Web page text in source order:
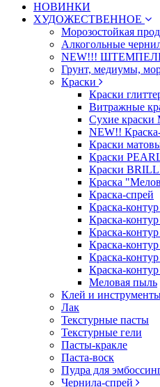
НОВИНКИ
ХУДОЖЕСТВЕННОЕ
Морозостойкая
Алкогольные
NEW!!!
Грунт, медиумы,
Краски
Краски
Витражные
Сухие краски
NEW!!
Краски
Краски
Краски
Краска
Краска-спрей
Краска-
Краска-
Краска-
Краска-
Краска-
Краска-
Меловая пыль
Клей и
Лак
Текстурные пасты
Текстурные гели
Пасты-кракле
Паста-воск
Пудра для
Чернила-спрей